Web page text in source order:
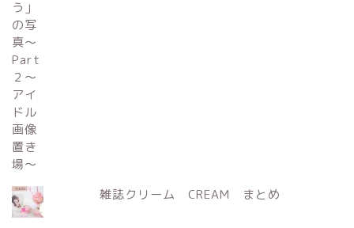
雑誌クリーム CREAM まとめ